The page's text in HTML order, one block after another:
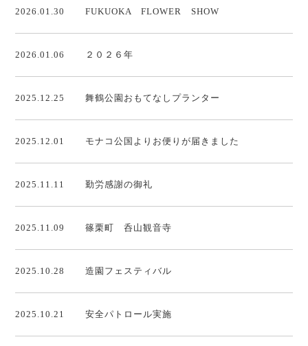
2026.01.30 FUKUOKA FLOWER SHOW
2026.01.06 ２０２６年
2025.12.25 舞鶴公園おもてなしプランター
2025.12.01 モナコ公国よりお便りが届きました
2025.11.11 勤労感謝の御礼
2025.11.09 篠栗町 呑山観音寺
2025.10.28 造園フェスティバル
2025.10.21 安全パトロール実施